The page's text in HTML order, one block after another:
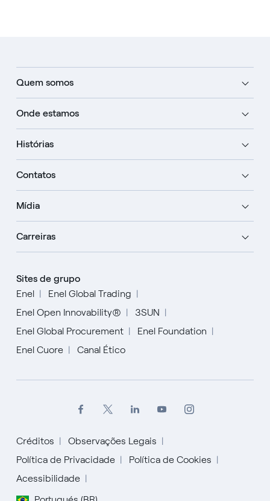
Quem somos
Onde estamos
Histórias
Contatos
Mídia
Carreiras
Sites de grupo
Enel
Enel Global Trading
Enel Open Innovability®
3SUN
Enel Global Procurement
Enel Foundation
Enel Cuore
Canal Ético
Créditos
Observações Legais
Política de Privacidade
Política de Cookies
Acessibilidade
English